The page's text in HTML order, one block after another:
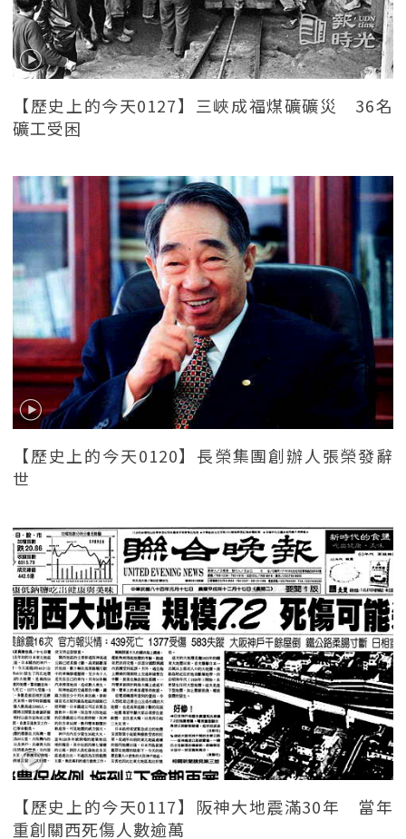
【歷史上的今天0127】三峽成福煤礦礦災 36名
礦工受困
【歷史上的今天0120】長榮集團創辦人張榮發辭
世
【歷史上的今天0117】阪神大地震滿30年 當年
重創關西死傷人數逾萬